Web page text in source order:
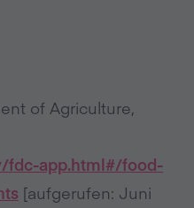
of Agriculture,
fdc-app.html#/food-
[aufgerufen: Juni